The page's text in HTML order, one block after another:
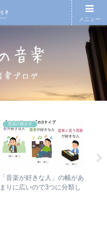
音楽の聴き方
「音楽が好きな人」の幅があ
まりに広いので3つに分類し
メニュー